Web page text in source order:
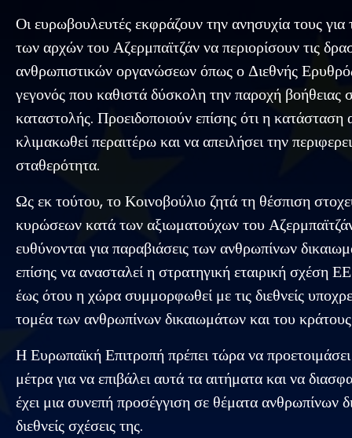
Οι ευρωβουλευτές εκφράζουν την ανησυχία τους
των αρχών του Αζερμπαϊτζάν να περιορίσουν τις
ανθρωπιστικών οργανώσεων όπως ο Διεθνής
γεγονός που καθιστά δύσκολη την παροχή βοήθειας
καταστολής. Προειδοποιούν επίσης ότι η κατάσταση
κλιμακωθεί περαιτέρω και να απειλήσει την
σταθερότητα.
Ως εκ τούτου, το Κοινοβούλιο ζητά τη θέσπιση
κυρώσεων κατά των αξιωματούχων του
ευθύνονται για παραβιάσεις των ανθρωπίνων
επίσης να ανασταλεί η στρατηγική εταιρική σχέση
έως ότου η χώρα συμμορφωθεί με τις διεθνείς
τομέα των ανθρωπίνων δικαιωμάτων και του κράτους
Η Ευρωπαϊκή Επιτροπή πρέπει τώρα να
μέτρα για να επιβάλει αυτά τα αιτήματα και να
έχει μια συνεπή προσέγγιση σε θέματα ανθρωπίνων
διεθνείς σχέσεις της.